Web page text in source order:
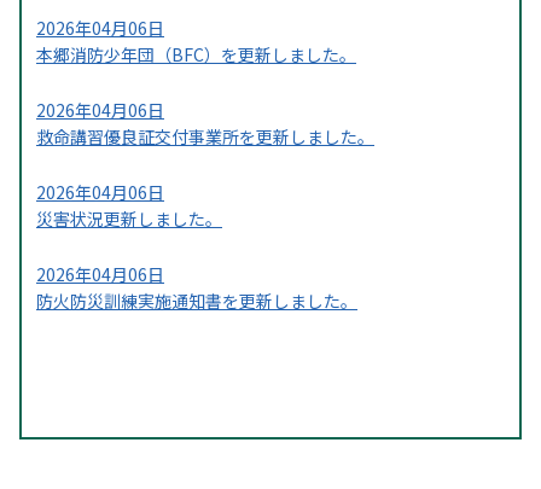
2026年04月06日
本郷消防少年団（BFC）を更新しました。
2026年04月06日
救命講習優良証交付事業所を更新しました。
2026年04月06日
災害状況更新しました。
2026年04月06日
防火防災訓練実施通知書を更新しました。